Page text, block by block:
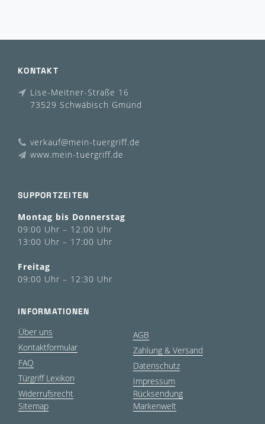
KONTAKT
Lise-Meitner-Straße 16
73529 Schwäbisch Gmünd
verkauf@mein-tuergriff.de
www.mein-tuergriff.de
SUPPORTZEITEN
Montag bis Donnerstag
09:00 Uhr – 12:00 Uhr
13:00 Uhr – 17:00 Uhr
Freitag
09:00 Uhr – 12:30 Uhr
INFORMATIONEN
Über uns
Kontaktformular
FAQ
Türgriff Lexikon
Widerrufsrecht
Sitemap
AGB
Zahlung & Versand
Datenschutz
Impressum
Rücksendung
Markenwelt